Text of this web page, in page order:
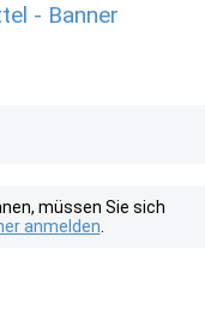
- Banner
müssen Sie sich
anmelden